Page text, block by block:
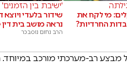
מי לקח את
החרדיות?
'ישיבת בין הזמנים'
שידור בלעדי ויוצא
נראה מושב בית דין
הרב נחום נוסבכר
מבצע רב-מערכתי מורכב במיוחד.